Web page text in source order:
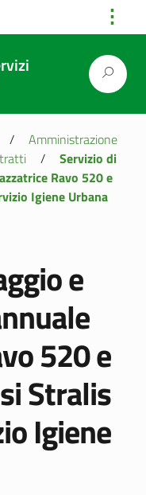
⋮
/
Amministrazione
/
Servizio di
Ravo 520 e
Igiene Urbana
e
520 e
Stralis
Igiene